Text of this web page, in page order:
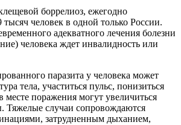
боррелиоз, ежегодно
человек в одной только России.
адекватного лечения болезни
человека ждет инвалидность или
паразита у человека может
тела, участиться пульс, понизиться
месте поражения могут увеличиться
Тяжелые случаи сопровождаются
затрудненным дыханием,